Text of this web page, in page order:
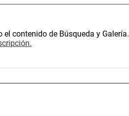
contenido de Búsqueda y Galería.